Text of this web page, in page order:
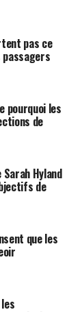
pas ce
pourquoi les
de
Hyland
de
que les